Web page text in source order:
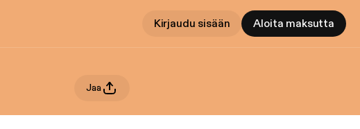
Kirjaudu sisään Aloita maksutta
Jaa